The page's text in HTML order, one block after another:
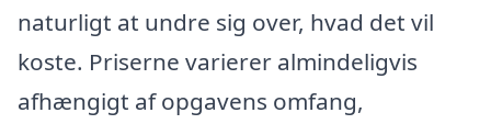
naturligt at undre sig over, hvad det vil
koste. Priserne varierer almindeligvis
afhængigt af opgavens omfang,